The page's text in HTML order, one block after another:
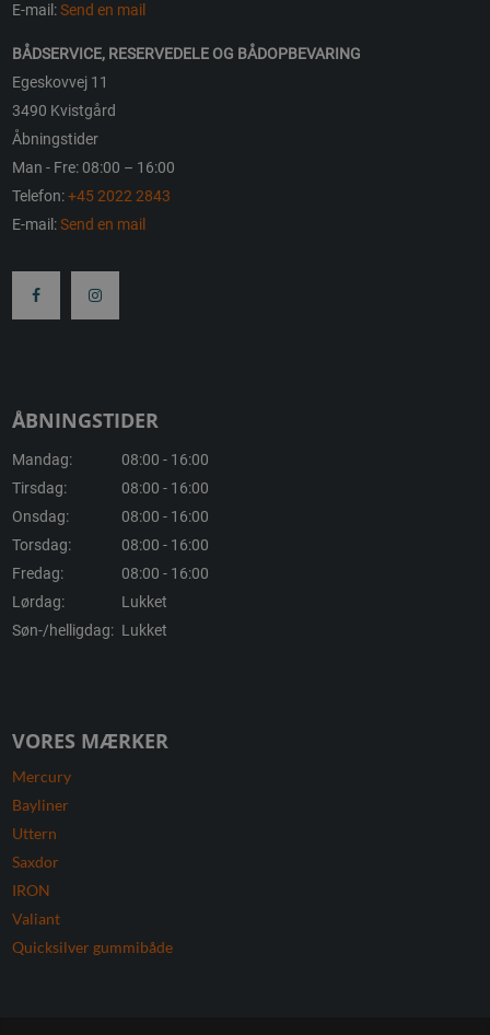
E-mail:Send en mail
BÅDSERVICE, RESERVEDELE OG BÅDOPBEVARING
Egeskovvej 11
3490 Kvistgård
Åbningstider
Man - Fre: 08:00 – 16:00
Telefon:+45 2022 2843
E-mail:Send en mail
ÅBNINGSTIDER
Mandag:
08:00 - 16:00
Tirsdag:
08:00 - 16:00
Onsdag:
08:00 - 16:00
Torsdag:
08:00 - 16:00
Fredag:
08:00 - 16:00
Lørdag:
Lukket
Søn-/helligdag: Lukket
VORES MÆRKER
Mercury
Bayliner
Uttern
Saxdor
IRON
Valiant
Quicksilver gummibåde